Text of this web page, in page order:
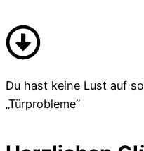
Du hast keine Lust auf
„Türprobleme“